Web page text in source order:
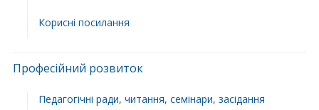
Корисні посилання
Професійний розвиток
Педагогічні ради, читання, семінари, засідання